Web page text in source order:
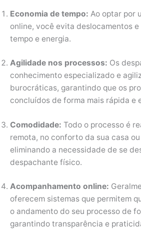
Economia de tempo: Ao optar por
online, você evita deslocamentos
tempo e energia.
Agilidade nos processos: Os
conhecimento especializado e
burocráticas, garantindo que os
concluídos de forma mais rápida e
Comodidade: Todo o processo é
remota, no conforto da sua casa
eliminando a necessidade de se
despachante físico.
Acompanhamento online:
oferecem sistemas que permitem
o andamento do seu processo de
garantindo transparência e